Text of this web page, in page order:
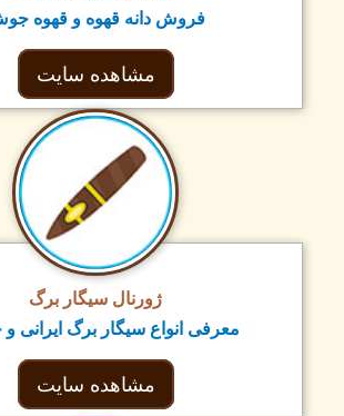
فروش دانه قهوه و قهوه جوش
مشاهده سایت
ژورنال سیگار برگ
معرفی انواع سیگار برگ ایرانی و
مشاهده سایت